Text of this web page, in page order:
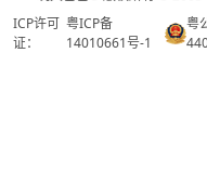
ICP许可
证：
粤ICP备
14010661号-1
粤